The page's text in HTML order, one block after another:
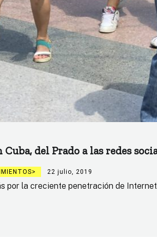
del Prado a las redes
22 julio, 2019
por la creciente penetración de